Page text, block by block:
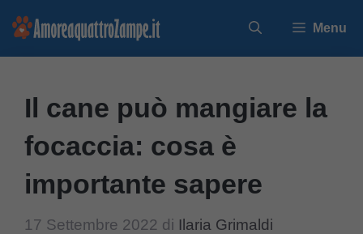
Vai
Menu
Il cane può mangiare la
focaccia: cosa è
importante sapere
17 Settembre 2022 di Ilaria Grimaldi